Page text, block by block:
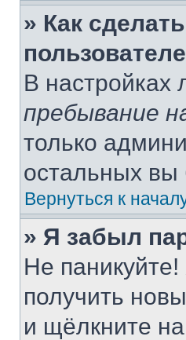
» Как
В настройках
пребывание
только
остальных вы
Вернуться к
» Я забыл
Не
получить
и щёлкните